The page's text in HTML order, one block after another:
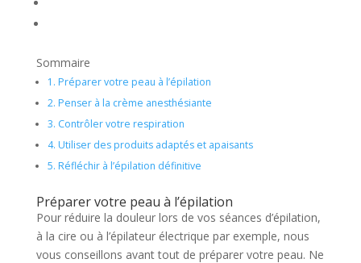
Sommaire
1. Préparer votre peau à l’épilation
2. Penser à la crème anesthésiante
3. Contrôler votre respiration
4. Utiliser des produits adaptés et apaisants
5. Réfléchir à l’épilation définitive
Préparer votre peau à l’épilation
Pour réduire la douleur lors de vos séances d’épilation,
à la cire ou à l’épilateur électrique par exemple, nous
vous conseillons avant tout de préparer votre peau. Ne